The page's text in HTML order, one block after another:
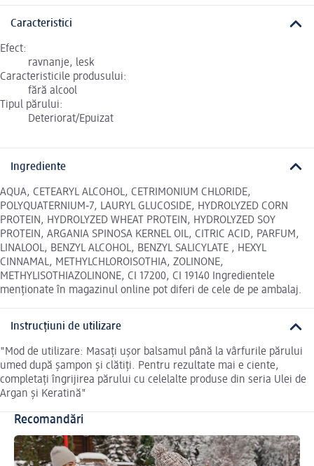
Caracteristici
Efect:
ravnanje, lesk
Caracteristicile produsului:
fără alcool
Tipul părului:
Deteriorat/Epuizat
Ingrediente
AQUA, CETEARYL ALCOHOL, CETRIMONIUM CHLORIDE,
POLYQUATERNIUM‐7, LAURYL GLUCOSIDE, HYDROLYZED CORN
PROTEIN, HYDROLYZED WHEAT PROTEIN, HYDROLYZED SOY
PROTEIN, ARGANIA SPINOSA KERNEL OIL, CITRIC ACID, PARFUM,
LINALOOL, BENZYL ALCOHOL, BENZYL SALICYLATE , HEXYL
CINNAMAL, METHYLCHLOROISOTHIA, ZOLINONE,
METHYLISOTHIAZOLINONE, CI 17200, CI 19140 Ingredientele
menționate în magazinul online pot diferi de cele de pe ambalaj.
Instrucțiuni de utilizare
"Mod de utilizare: Masați ușor balsamul până la vârfurile părului
umed după șampon și clătiți. Pentru rezultate mai e ciente,
completați îngrijirea părului cu celelalte produse din seria Ulei de
Argan și Keratină"
Recomandări